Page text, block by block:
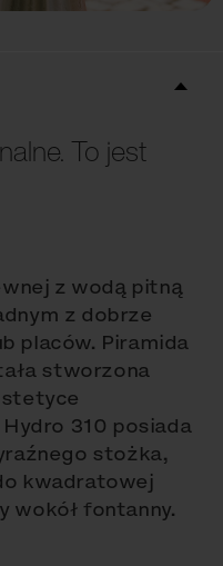
To jest
z wodą pitną
z dobrze
placów. Piramida
stworzona
310 posiada
stożka,
kwadratowej
wokół fontanny.